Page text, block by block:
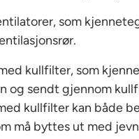
som
kullfilter, som
og sendt gjennom
kullfilter kan både
må byttes ut med